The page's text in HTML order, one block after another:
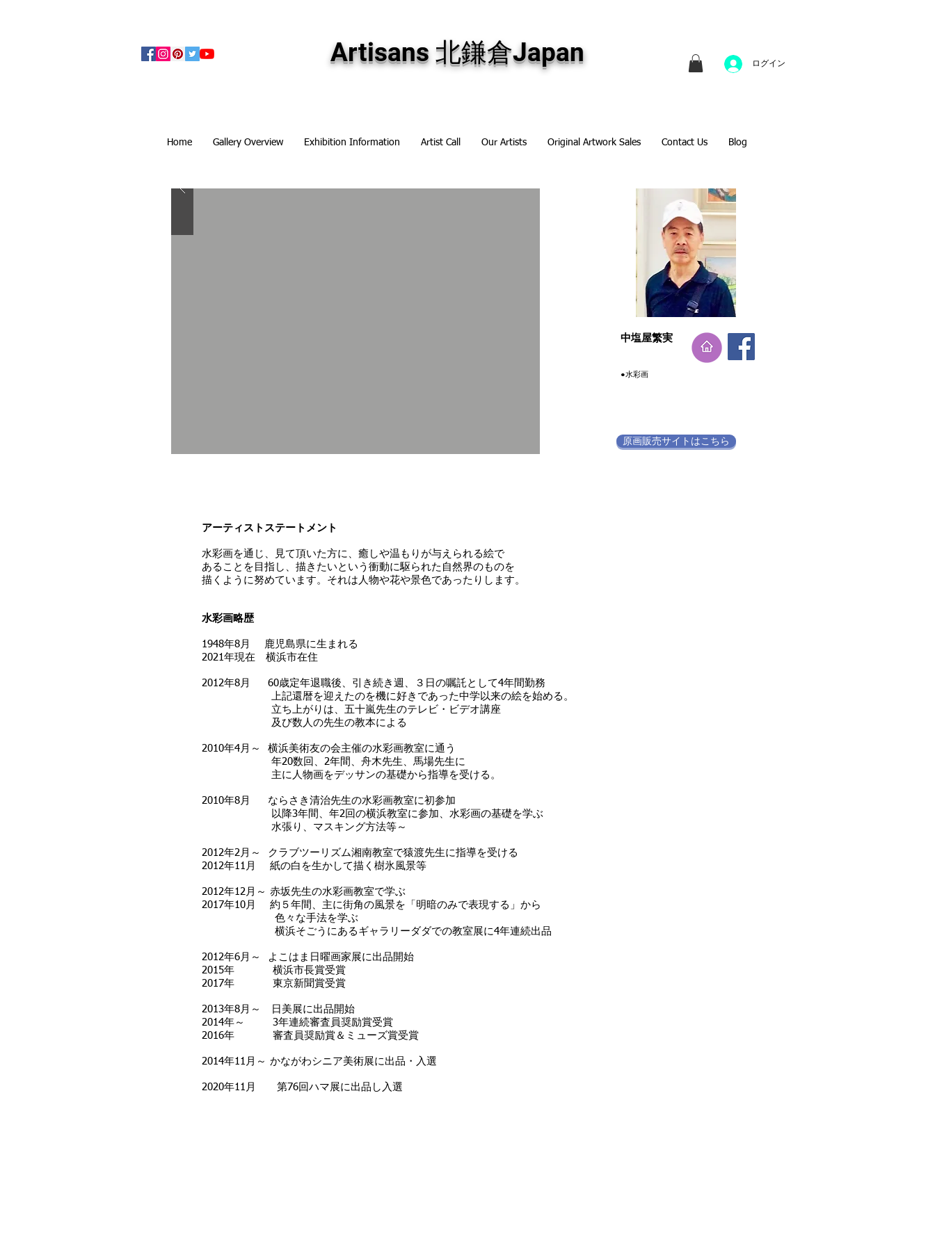
Artisans 北鎌倉Japan ログイン
Home Gallery Overview Exhibition Information Artist Call Our Artists Original Artwork Sales Contact Us Blog
​中塩屋繁実
●水彩画
原画販売サイトはこちら
アーティストステートメント
水彩画を通じ、見て頂いた方に、癒しや温もりが与えられる絵で
あることを目指し、描きたいという衝動に駆られた自然界のものを
描くように努めています。それは人物や花や景色であったりします。
水彩画略歴
1948年8月 鹿児島県に生まれる
2021年現在 横浜市在住
2012年8月 60歳定年退職後、引き続き週、３日の嘱託として4年間勤務
上記還暦を迎えたのを機に好きであった中学以来の絵を始める。
立ち上がりは、五十嵐先生のテレビ・ビデオ講座
及び数人の先生の教本による
2010年4月～ 横浜美術友の会主催の水彩画教室に通う
年20数回、2年間、舟木先生、馬場先生に
主に人物画をデッサンの基礎から指導を受ける。
2010年8月 ならさき清治先生の水彩画教室に初参加
以降3年間、年2回の横浜教室に参加、水彩画の基礎を学ぶ
水張り、マスキング方法等～
2012年2月～ クラブツーリズム湘南教室で猿渡先生に指導を受ける
2012年11月 紙の白を生かして描く樹氷風景等
2012年12月～ 赤坂先生の水彩画教室で学ぶ
2017年10月 約５年間、主に街角の風景を「明暗のみで表現する」から
色々な手法を学ぶ
横浜そごうにあるギャラリーダダでの教室展に4年連続出品
2012年6月～ よこはま日曜画家展に出品開始
2015年 横浜市長賞受賞
2017年 東京新聞賞受賞
2013年8月～ 日美展に出品開始
2014年～ 3年連続審査員奨励賞受賞
2016年 審査員奨励賞＆ミューズ賞受賞
2014年11月～ かながわシニア美術展に出品・入選
2020年11月 第76回ハマ展に出品し入選